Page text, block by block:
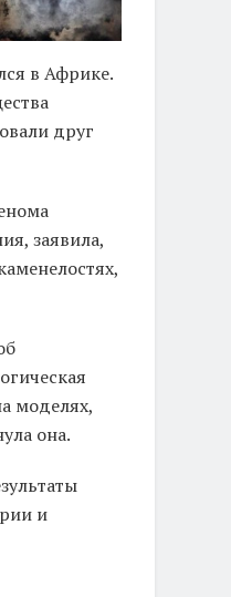
в Африке.
друг
заявила,
моделях,
она.
и